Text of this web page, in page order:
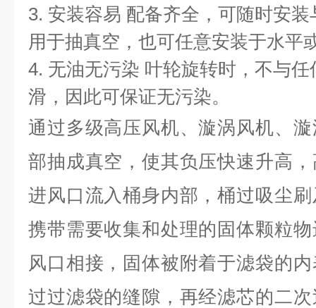
3. 安装容易 配备齐全，可随时安
用于抽真空，也可任意安装于水平
4. 无油无污染 叶轮旋转时，不与
滑，因此可保证无污染。
通过多级高压风机、漩涡风机、
部抽成真空，使其负压快速升高
进风口流入桶身内部，桶过吸尘
携带需要收集和处理的固体颗粒
风口相接，固体被附着于滤袋的
过过滤袋的缝隙，再经滤芯的二